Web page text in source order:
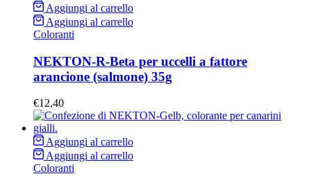
Aggiungi al carrello
Aggiungi al carrello
Coloranti
NEKTON-R-Beta per uccelli a fattore
arancione (salmone) 35g
€12,40
Aggiungi al carrello
Aggiungi al carrello
Coloranti